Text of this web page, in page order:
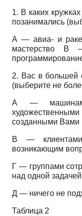
1. В каких
позанимались
А — авиа- и
мастерство
2. Вас в большей
(выберите не
А —
созданными Вами
В —
возникающим
Г — группами
над одной задачей
Д — ничего не
Таблица 2